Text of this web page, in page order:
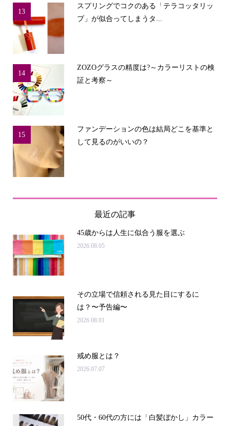
13
スプリングでコクのある「テラコッタリッ
プ」が似合ってしまうタ...
14
ZOZOグラスの精度は?～カラーリストの検
証と考察～
15
ファンデーションの色は結局どこを基準と
して見るのがいいの？
最近の記事
45歳からは人生に似合う服を選ぶ
2026.08.05
その立場で信頼される見た目にするに
は？〜予告編〜
2026.08.01
戒め服とは？
2026.07.07
50代・60代の方には「白髪ぼかし」カラー